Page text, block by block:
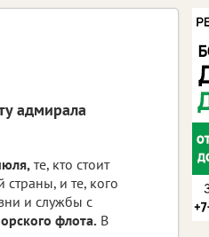
адмирала
те, кто стоит
и те, кого
и службы с
флота. В